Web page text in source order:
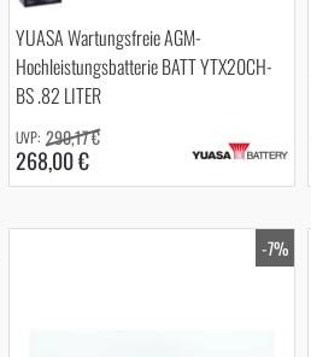
YUASA Wartungsfreie AGM-
Hochleistungsbatterie BATT YTX20CH-
BS .82 LITER
268,00 €
290,17 €
-7%